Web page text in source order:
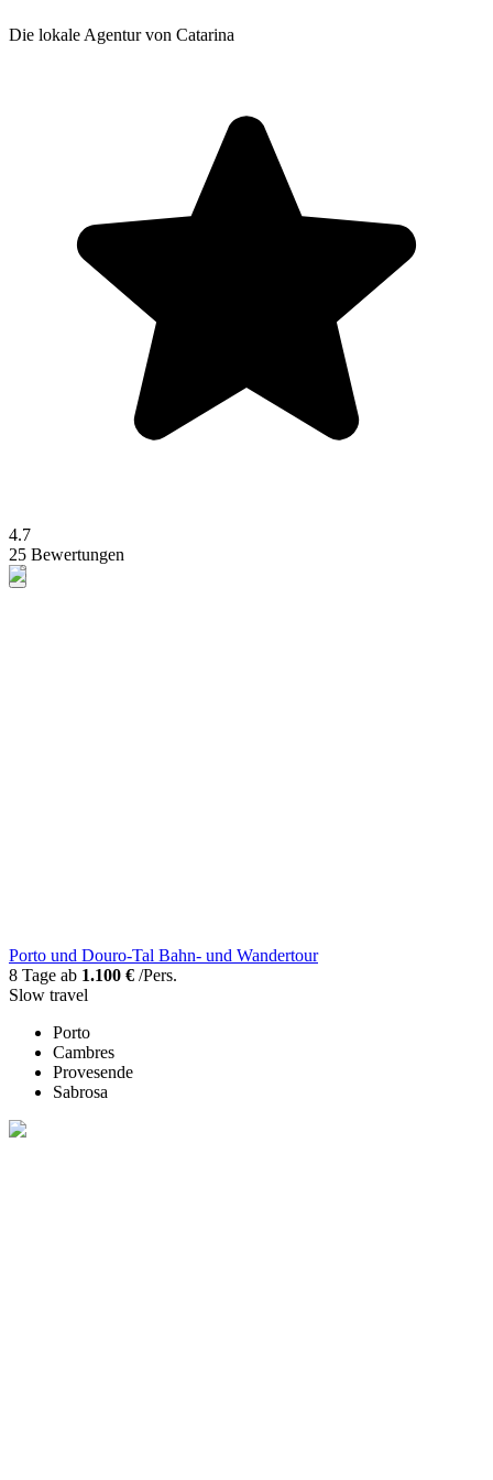
Die lokale Agentur von Catarina
4.7
25 Bewertungen
Porto und Douro-Tal Bahn- und Wandertour
8 Tage ab 1.100 € /Pers.
Slow travel
Porto
Cambres
Provesende
Sabrosa